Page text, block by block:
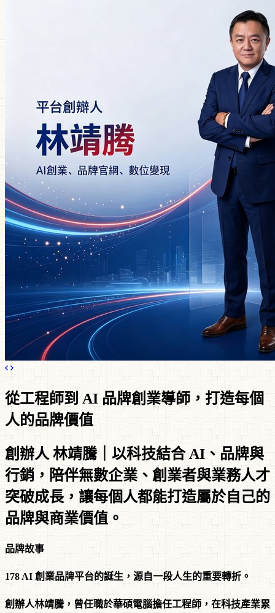
從工程師到 AI 品牌創業導師，打造每個
人的品牌價值
創辦人 林靖騰｜以科技結合 AI、品牌與
行銷，陪伴無數企業、創業者與業務人才
突破成長，讓每個人都能打造屬於自己的
品牌與商業價值。
品牌故事
178 AI 創業品牌平台的誕生，源自一段人生的重要轉折。
創辦人林靖騰，曾任職於華碩電腦擔任工程師，在科技產業累